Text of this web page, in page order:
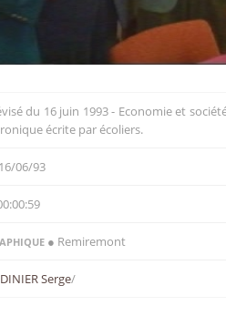
du 16 juin 1993 - Economie et
écrite par écoliers.
06/93
● Remiremont
Serge/